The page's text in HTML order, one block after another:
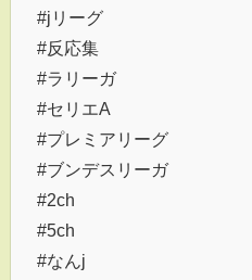
#jリーグ
#反応集
#ラリーガ
#セリエA
#プレミアリーグ
#ブンデスリーガ
#2ch
#5ch
#なんj